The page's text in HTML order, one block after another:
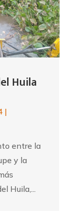
Huila
|
entre la
y la
Huila,...